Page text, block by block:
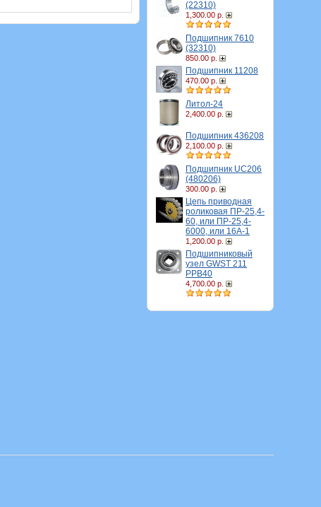
(22310)
1,300.00 р.
Подшипник 7610
(32310)
850.00 р.
Подшипник 11208
470.00 р.
Литол-24
2,400.00 р.
Подшипник 436208
2,100.00 р.
Подшипник UC206
(480206)
300.00 р.
Цепь приводная
роликовая ПР-25,4-
60, или ПР-25,4-
6000, или 16A-1
1,200.00 р.
Подшипниковый
узел GWST 211
PPB40
4,700.00 р.